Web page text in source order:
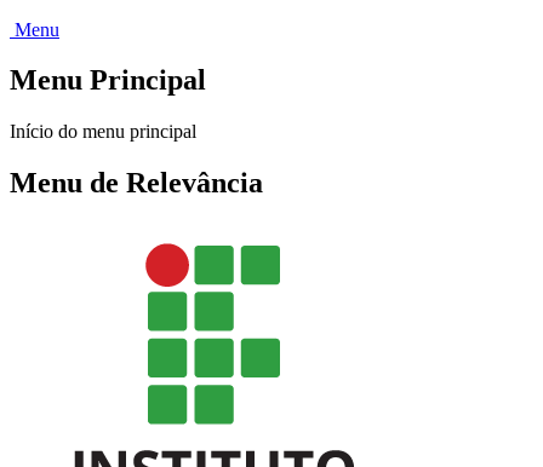
Menu
Menu Principal
Início do menu principal
Menu de Relevância